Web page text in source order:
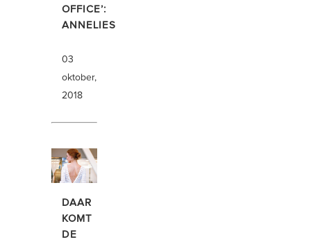
OFFICE’:
ANNELIES
03
oktober,
2018
DAAR
KOMT
DE